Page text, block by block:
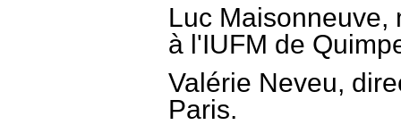
Luc Maisonneuve,
à l'IUFM de
Valérie Neveu,
Paris.